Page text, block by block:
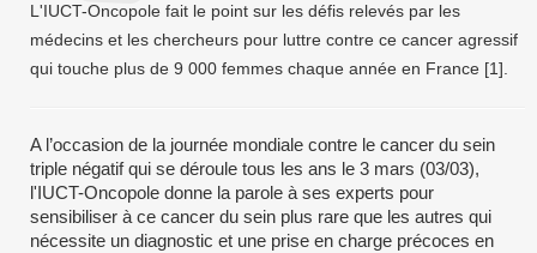
L'IUCT-Oncopole fait le point sur les défis relevés par les
médecins et les chercheurs pour luttre contre ce cancer agressif
qui touche plus de 9 000 femmes chaque année en France [1].
A l’occasion de la journée mondiale contre le cancer du sein
triple négatif qui se déroule tous les ans le 3 mars (03/03),
l'IUCT-Oncopole donne la parole à ses experts pour
sensibiliser à ce cancer du sein plus rare que les autres qui
nécessite un diagnostic et une prise en charge précoces en